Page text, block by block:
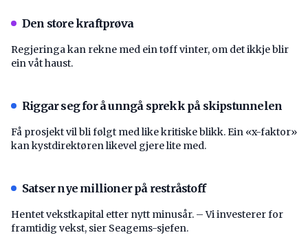
Den store kraftprøva
Regjeringa kan rekne med ein tøff vinter, om det ikkje blir
ein våt haust.
Riggar seg for å unngå sprekk på skipstunnelen
Få prosjekt vil bli følgt med like kritiske blikk. Ein «x-faktor»
kan kystdirektøren likevel gjere lite med.
Satser nye millioner på restråstoff
Hentet vekstkapital etter nytt minusår. – Vi investerer for
framtidig vekst, sier Seagems-sjefen.